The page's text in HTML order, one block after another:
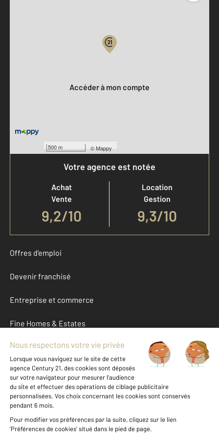
500 m ©Mappy
Accéder à mon compte
Votre agence est notée
Achat
Vente
9,2/10
Location
Gestion
9,3/10
Offres d'emploi
Devenir franchisé
Entreprise et commerce
Fine Homes & Estates
À propos
International
Nous contacter